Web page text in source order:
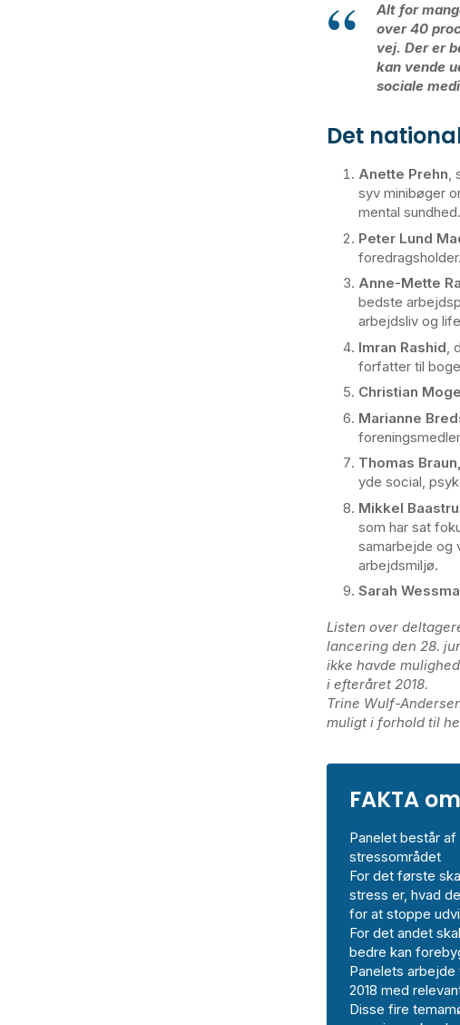
Alt for
over 40
vej. Der er
kan vende
sociale
Det
Anette Prehn,
syv minibøger
mental sundhed.
Peter Lund
foredragsholder.
Anne-Mette
bedste
arbejdsliv og
Imran Rashid,
forfatter til
Christian
Marianne
Thomas Braun,
yde social,
Mikkel
som har sat
samarbejde og
arbejdsmiljø.
Sarah
Listen over
lancering den 28.
ikke havde
i efteråret 2018.
Trine Wulf-
muligt i forhold til
FAKTA
Panelet består
stressområdet
For det første
stress er, hvad
for at stoppe
For det andet
bedre kan
Panelets
2018 med
Disse fire